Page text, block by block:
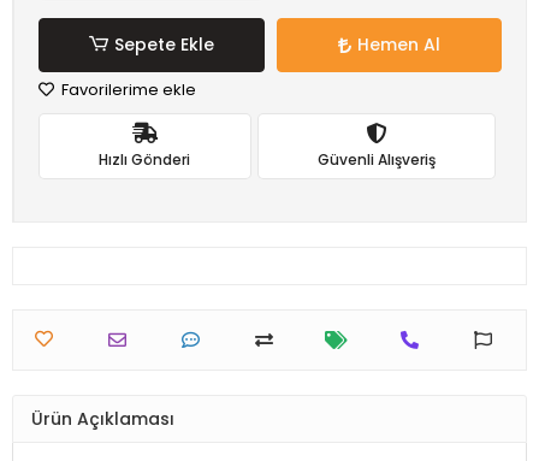
Sepete Ekle Hemen Al
Favorilerime ekle
Hızlı Gönderi Güvenli Alışveriş
Ürün Açıklaması